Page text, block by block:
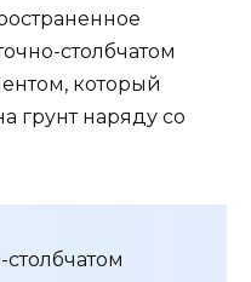
столбчатом
который
грунт наряду со